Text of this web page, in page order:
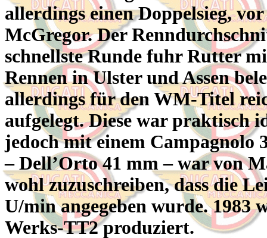
allerdings einen Doppelsieg,
McGregor. Der
schnellste Runde fuhr Rutter
Rennen in Ulster und Assen
allerdings für den WM-Titel
aufgelegt. Diese war praktisch
jedoch mit einem Campagnolo
– Dell’Orto 41 mm – war von
wohl zuzuschreiben, dass die
U/min angegeben wurde. 1983
Werks-TT2 produziert.